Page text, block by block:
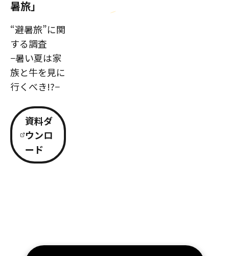
暑旅」
“避暑旅”に関
する調査
−暑い夏は家
族と牛を見に
行くべき!?−
資料ダ
ウンロ
ード